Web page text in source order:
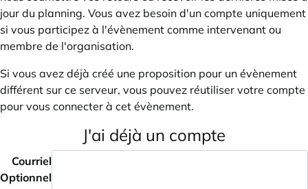
jour du planning. Vous avez besoin d'un compte uniquement
si vous participez à l'évènement comme intervenant ou
membre de l'organisation.
Si vous avez déjà créé une proposition pour un évènement
différent sur ce serveur, vous pouvez réutiliser votre compte
pour vous connecter à cet évènement.
J'ai déjà un compte
Courriel
Optionnel